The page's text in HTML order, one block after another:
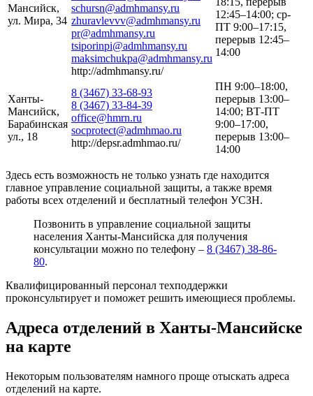
Мансийск,
ул. Мира, 34
schursn@admhmansy.ru
zhuravlevvv@admhmansy.ru
pr@admhmansy.ru
tsiporinpi@admhmansy.ru
maksimchukpa@admhmansy.ru
http://admhmansy.ru/
12:45–14:00; ср-
ПТ 9:00–17:15,
перерыв 12:45–
14:00
Ханты-
Мансийск,
Барабинская
ул., 18
8 (3467) 33-68-93
8 (3467) 33-84-39
office@hmrn.ru
socprotect@admhmao.ru
http://depsr.admhmao.ru/
ПН 9:00–18:00,
перерыв 13:00–
14:00; ВТ-ПТ
9:00–17:00,
перерыв 13:00–
14:00
Здесь есть возможность не только узнать где находится
главное управление социальной защиты, а также время
работы всех отделений и бесплатный телефон УСЗН.
Позвонить в управление социальной защиты
населения Ханты-Мансийска для получения
консультации можно по телефону – 8 (3467) 38-86-
80.
Квалифицированный персонал техподдержки
проконсультирует и поможет решить имеющиеся проблемы.
Адреса отделений в Ханты-Мансийске
на карте
Некоторым пользователям намного проще отыскать адреса
отделений на карте.